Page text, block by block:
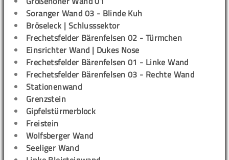
Soranger Wand 03 - Blinde Kuh
Bröseleck | Schlusssektor
Frechetsfelder Bärenfelsen 02 - Türmchen
Einsrichter Wand | Dukes Nose
Frechetsfelder Bärenfelsen 01 - Linke Wand
Frechetsfelder Bärenfelsen 03 - Rechte Wand
Stationenwand
Grenzstein
Gipfelstürmerblock
Freistein
Wolfsberger Wand
Seeliger Wand